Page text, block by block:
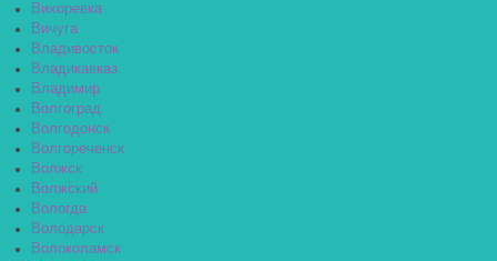
Вихоревка
Вичуга
Владивосток
Владикавказ
Владимир
Волгоград
Волгодонск
Волгореченск
Волжск
Волжский
Вологда
Володарск
Волоколамск